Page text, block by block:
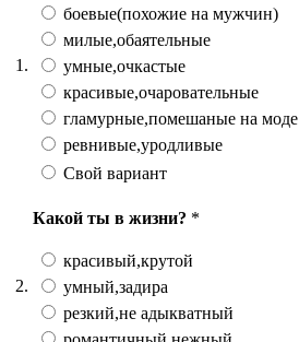
1.
боевые(похожие на мужчин)
милые,обаятельные
умные,очкастые
красивые,очаровательные
гламурные,помешаные на моде
ревнивые,уродливые
Свой вариант
2.
Какой ты в жизни? *
красивый,крутой
умный,задира
резкий,не адыкватный